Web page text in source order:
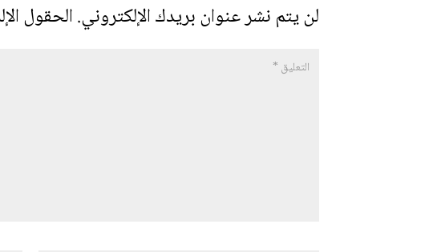
لن يتم نشر عنوان بريدك الإلكتروني.الحقول